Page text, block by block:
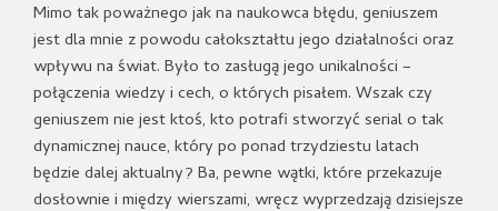
Mimo tak poważnego jak na naukowca błędu, geniuszem
jest dla mnie z powodu całokształtu jego działalności oraz
wpływu na świat. Było to zasługą jego unikalności –
połączenia wiedzy i cech, o których pisałem. Wszak czy
geniuszem nie jest ktoś, kto potrafi stworzyć serial o tak
dynamicznej nauce, który po ponad trzydziestu latach
będzie dalej aktualny? Ba, pewne wątki, które przekazuje
dosłownie i między wierszami, wręcz wyprzedzają dzisiejsze